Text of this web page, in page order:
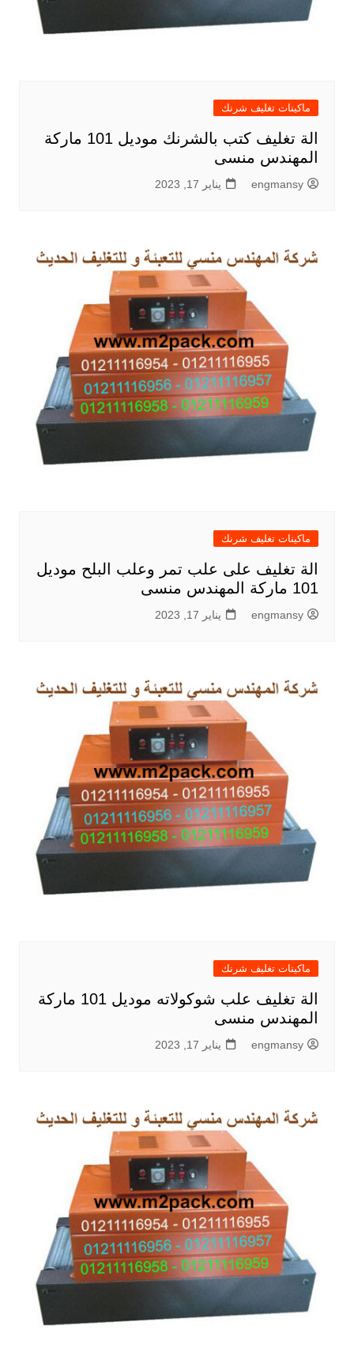
ماكينات تغليف شرنك
الة تغليف كتب بالشرنك موديل 101 ماركة
المهندس منسى
engmansy يناير 17, 2023
ماكينات تغليف شرنك
الة تغليف على علب تمر وعلب البلح موديل
101 ماركة المهندس منسى
engmansy يناير 17, 2023
ماكينات تغليف شرنك
الة تغليف علب شوكولاته موديل 101 ماركة
المهندس منسى
engmansy يناير 17, 2023